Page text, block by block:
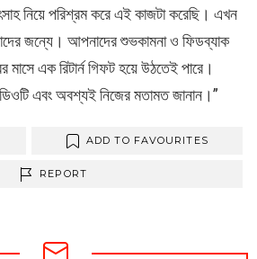
নিয়ে পরিশ্রম করে এই কাজটা করেছি। এখন
জন্যে। আপনাদের শুভকামনা ও ফিডব্যাক
এক রিটার্ন গিফট হয়ে উঠতেই পারে।
এবং অবশ্যই নিজের মতামত জানান।”
ADD TO FAVOURITES
REPORT